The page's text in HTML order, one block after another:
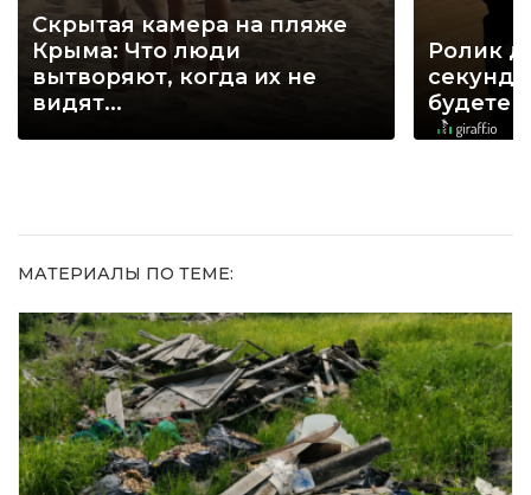
Скрытая камера на пляже
Крыма: Что люди
вытворяют, когда их не
видят...
Ролик
секунд,
будете
МАТЕРИАЛЫ ПО ТЕМЕ: